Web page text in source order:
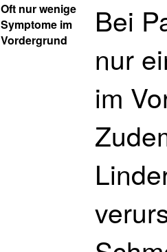
Oft nur wenige
Symptome im
Vordergrund
Bei
nur
im